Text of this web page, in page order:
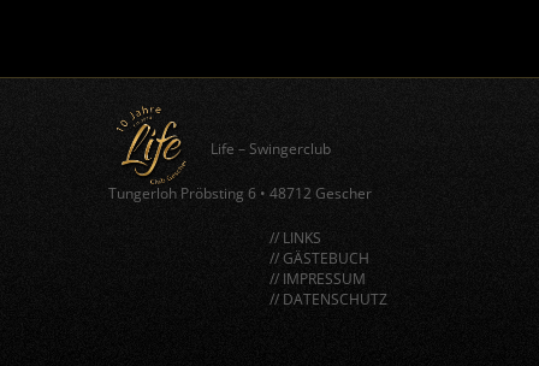
Life – Swingerclub
Tungerloh Pröbsting 6 • 48712 Gescher
// LINKS
// GÄSTEBUCH
// IMPRESSUM
// DATENSCHUTZ